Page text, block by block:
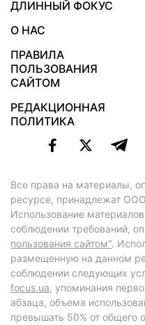
ДЛИННЫЙ ФОКУС
О НАС
ПРАВИЛА
ПОЛЬЗОВАНИЯ
САЙТОМ
РЕДАКЦИОННАЯ
ПОЛИТИКА
Все права на материалы,
ресурсе, принадлежат
Использование
соблюдении требований,
пользования сайтом".
размещенную на данном
соблюдении следующих
focus.ua, упоминания
абзаца, объема
превышать 50% от общего